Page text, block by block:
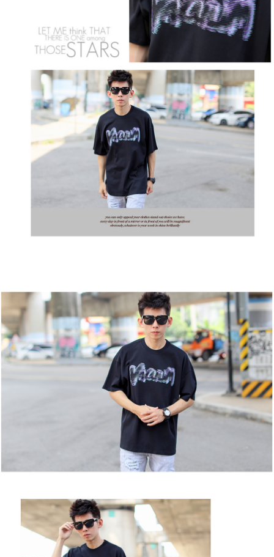
１．透過由恩沛科技股份有限公司提供之「AFTEE先享後付」服務完成之交
易，需依本服務之必要範圍內提供個人資料，並將交易相關給付款項請求債
權轉讓予恩沛科技股份有限公司。
２．關於個人資料處理事宜，請瀏覽以下網址：
https://aftee.tw/terms/#terms3
３．未成年的使用者請事先徵得法定代理人或監護人之同意方可使用
「AFTEE先享後付」，若未經同意申辦者引起之損失，本公司不負相關責
４．使用「AFTEE先享後付」時，將依據個別帳號之用戶狀況，依本公司即
時審查核予不同之上限額度；若仍有額度不足之情形，本公司將視審查結果
請求用戶進行身份認證。
５．嚴禁一人註冊多個帳號或使用他人資訊註冊。若發現惡意使用之情形，
恩沛科技股份有限公司將有權停止該用戶之使用額度並採取法律行動。
每筆NT$120，滿NT$3,000(含以上)免運費